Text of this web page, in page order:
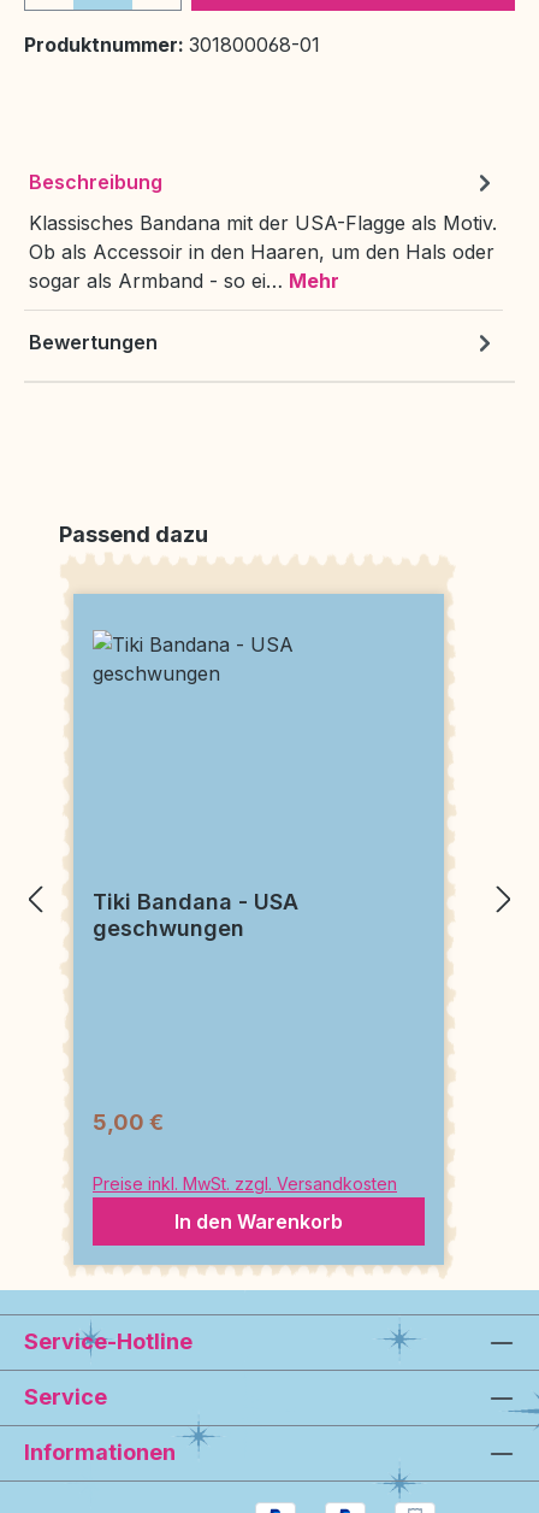
Produktnummer: 301800068-01
Beschreibung
Klassisches Bandana mit der USA-Flagge als Motiv.
Ob als Accessoir in den Haaren, um den Hals oder
sogar als Armband - so ei… Mehr
Bewertungen
Produktgalerie überspringen
Passend dazu
Tiki Bandana - USA
geschwungen
5,00 €
Preise inkl. MwSt. zzgl. Versandkosten
In den Warenkorb
Service-Hotline
Service
Informationen